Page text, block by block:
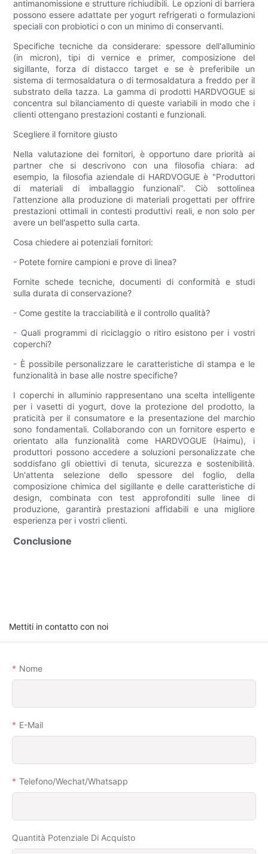
antimanomissione e strutture richiudibili. Le opzioni di barriera
possono essere adattate per yogurt refrigerati o formulazioni
speciali con probiotici o con un minimo di conservanti.
Specifiche tecniche da considerare: spessore dell'alluminio
(in micron), tipi di vernice e primer, composizione del
sigillante, forza di distacco target e se è preferibile un
sistema di termosaldatura o di termosaldatura a freddo per il
substrato della tazza. La gamma di prodotti HARDVOGUE si
concentra sul bilanciamento di queste variabili in modo che i
clienti ottengano prestazioni costanti e funzionali.
Scegliere il fornitore giusto
Nella valutazione dei fornitori, è opportuno dare priorità ai
partner che si descrivono con una filosofia chiara: ad
esempio, la filosofia aziendale di HARDVOGUE è "Produttori
di materiali di imballaggio funzionali". Ciò sottolinea
l'attenzione alla produzione di materiali progettati per offrire
prestazioni ottimali in contesti produttivi reali, e non solo per
avere un bell'aspetto sulla carta.
Cosa chiedere ai potenziali fornitori:
- Potete fornire campioni e prove di linea?
Fornite schede tecniche, documenti di conformità e studi
sulla durata di conservazione?
- Come gestite la tracciabilità e il controllo qualità?
- Quali programmi di riciclaggio o ritiro esistono per i vostri
coperchi?
- È possibile personalizzare le caratteristiche di stampa e le
funzionalità in base alle nostre specifiche?
I coperchi in alluminio rappresentano una scelta intelligente
per i vasetti di yogurt, dove la protezione del prodotto, la
praticità per il consumatore e la presentazione del marchio
sono fondamentali. Collaborando con un fornitore esperto e
orientato alla funzionalità come HARDVOGUE (Haimu), i
produttori possono accedere a soluzioni personalizzate che
soddisfano gli obiettivi di tenuta, sicurezza e sostenibilità.
Un'attenta selezione dello spessore del foglio, della
composizione chimica del sigillante e delle caratteristiche di
design, combinata con test approfonditi sulle linee di
produzione, garantirà prestazioni affidabili e una migliore
esperienza per i vostri clienti.
Conclusione
Mettiti in contatto con noi
Nome
E-Mail
Telefono/wechat/whatsapp
Quantità Potenziale Di Acquisto